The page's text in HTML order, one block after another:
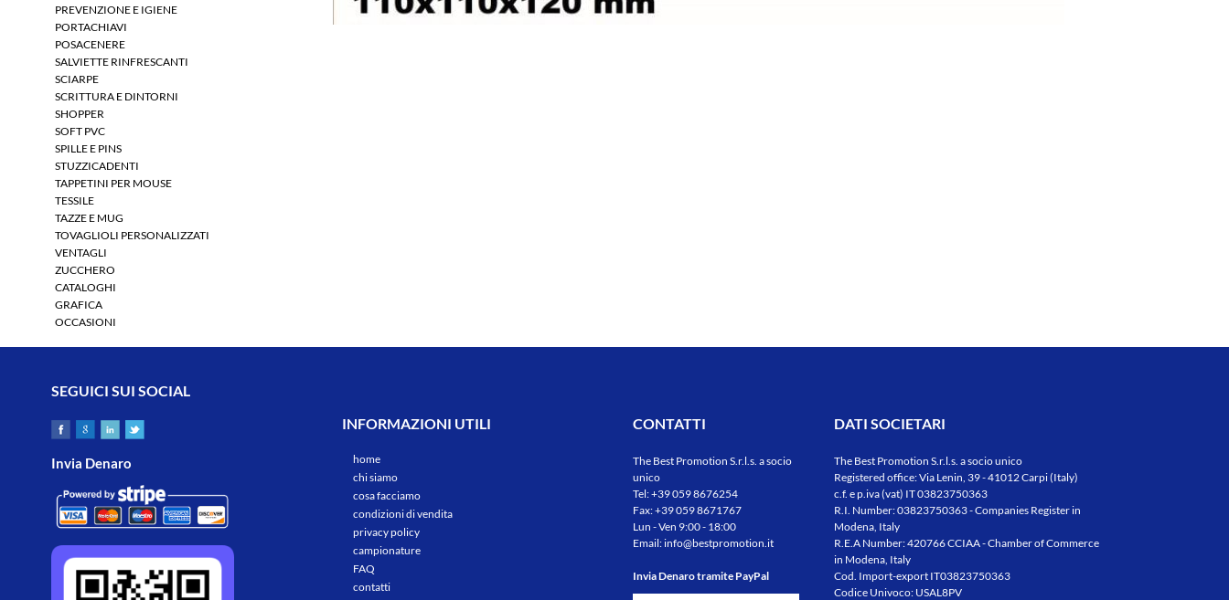
PREVENZIONE E IGIENE
PORTACHIAVI
POSACENERE
SALVIETTE RINFRESCANTI
SCIARPE
SCRITTURA E DINTORNI
SHOPPER
SOFT PVC
SPILLE E PINS
STUZZICADENTI
TAPPETINI PER MOUSE
TESSILE
TAZZE E MUG
TOVAGLIOLI PERSONALIZZATI
VENTAGLI
ZUCCHERO
CATALOGHI
GRAFICA
OCCASIONI
SEGUICI SUI SOCIAL
Invia Denaro
INFORMAZIONI UTILI
home
chi siamo
cosa facciamo
condizioni di vendita
privacy policy
campionature
FAQ
contatti
CONTATTI
The Best Promotion S.r.l.s. a socio
unico
Tel:+39 059 8676254
Fax: +39 059 8671767
Lun - Ven 9:00 - 18:00
Email:info@bestpromotion.it
Invia Denaro tramite PayPal
DATI SOCIETARI
The Best Promotion S.r.l.s. a socio unico
Registered office: Via Lenin, 39 - 41012 Carpi (Italy)
c.f. e p.iva (vat) IT 03823750363
R.I. Number: 03823750363 - Companies Register in
Modena, Italy
R.E.A Number: 420766 CCIAA - Chamber of Commerce
in Modena, Italy
Cod. Import-export IT03823750363
Codice Univoco: USAL8PV